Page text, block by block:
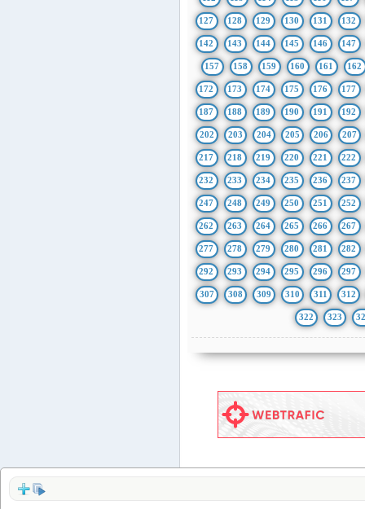
127 128 129 130 131 132
142 143 144 145 146 147
157 158 159 160 161 162
172 173 174 175 176 177
187 188 189 190 191 192
202 203 204 205 206 207
217 218 219 220 221 222
232 233 234 235 236 237
247 248 249 250 251 252
262 263 264 265 266 267
277 278 279 280 281 282
292 293 294 295 296 297
307 308 309 310 311 312
322 323